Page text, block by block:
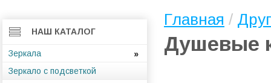
НАШ КАТАЛОГ
Зеркала
Зеркало с подсветкой
Главная /
Душевые